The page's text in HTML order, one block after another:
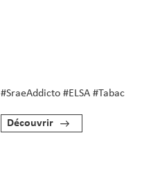
#SraeAddicto #ELSA #Tabac
Découvrir